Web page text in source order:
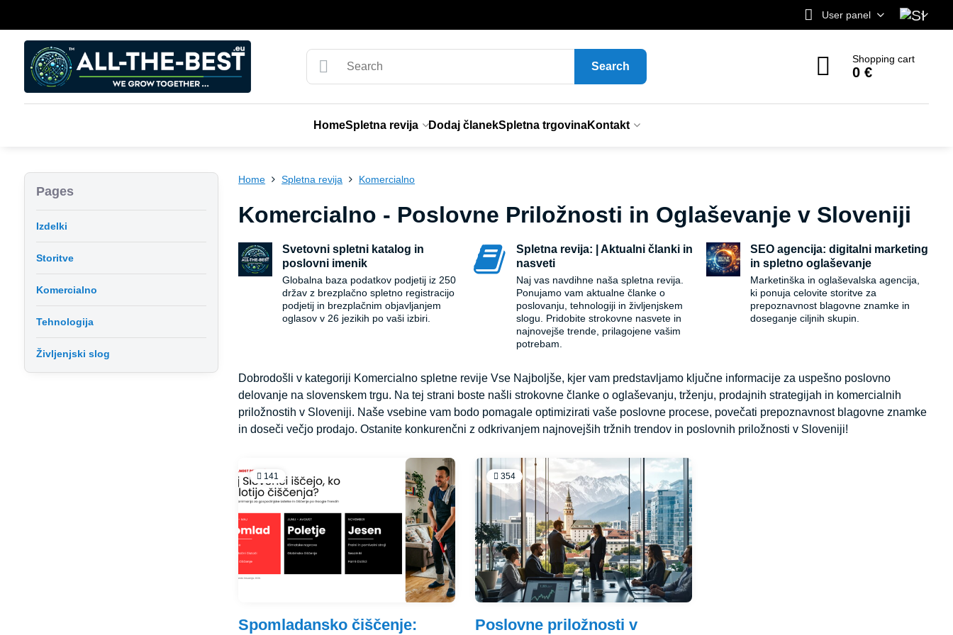
User panel
Search
Shopping cart
0 €
HomeSpletna revija Dodaj članekSpletna trgovinaKontakt
Home Spletna revija Komercialno
Komercialno - Poslovne Priložnosti in Oglaševanje v Sloveniji
Svetovni spletni katalog in
poslovni imenik
Globalna baza podatkov podjetij iz 250
držav z brezplačno spletno registracijo
podjetij in brezplačnim objavljanjem
oglasov v 26 jezikih po vaši izbiri.
Spletna revija: | Aktualni članki in
nasveti
Naj vas navdihne naša spletna revija.
Ponujamo vam aktualne članke o
poslovanju, tehnologiji in življenjskem
slogu. Pridobite strokovne nasvete in
najnovejše trende, prilagojene vašim
potrebam.
SEO agencija: digitalni marketing
in spletno oglaševanje
Marketinška in oglaševalska agencija,
ki ponuja celovite storitve za
prepoznavnost blagovne znamke in
doseganje ciljnih skupin.
Dobrodošli v kategoriji Komercialno spletne revije Vse Najboljše, kjer vam predstavljamo ključne informacije za uspešno poslovno
delovanje na slovenskem trgu. Na tej strani boste našli strokovne članke o oglaševanju, trženju, prodajnih strategijah in komercialnih
priložnostih v Sloveniji. Naše vsebine vam bodo pomagale optimizirati vaše poslovne procese, povečati prepoznavnost blagovne znamke
in doseči večjo prodajo. Ostanite konkurenčni z odkrivanjem najnovejših tržnih trendov in poslovnih priložnosti v Sloveniji!
141
Spomladansko čiščenje:
354
Poslovne priložnosti v
Pages
Izdelki
Storitve
Komercialno
Tehnologija
Življenjski slog